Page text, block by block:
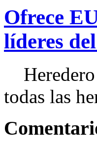
Ofrece
líderes
Heredero
todas las